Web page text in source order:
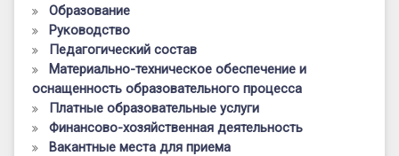
Образование
Руководство
Педагогический состав
Материально-техническое обеспечение и
оснащенность образовательного процесса
Платные образовательные услуги
Финансово-хозяйственная деятельность
Вакантные места для приема